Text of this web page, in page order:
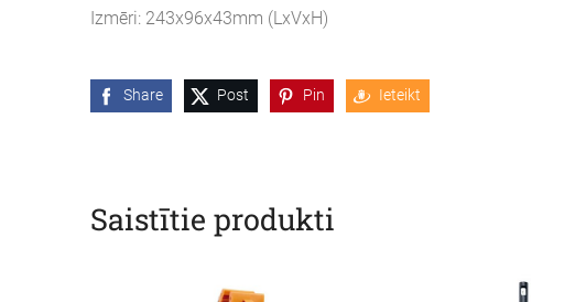
Izmēri: 243x96x43mm (LxVxH)
Share Post Pin Ieteikt
Saistītie produkti